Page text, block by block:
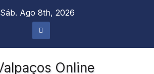
Sáb. Ago 8th, 2026